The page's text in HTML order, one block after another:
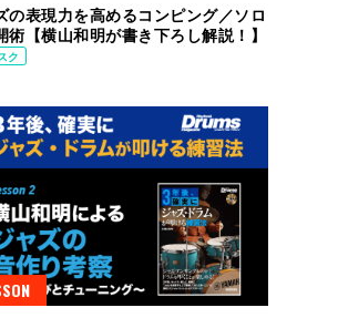
の表現力を高めるコンピング／ソロ
術【横山和明が書き下ろし解説！】
ク